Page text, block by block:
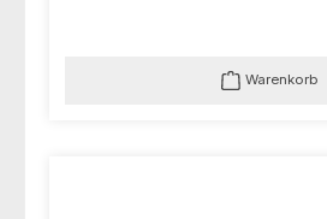
Warenkorb